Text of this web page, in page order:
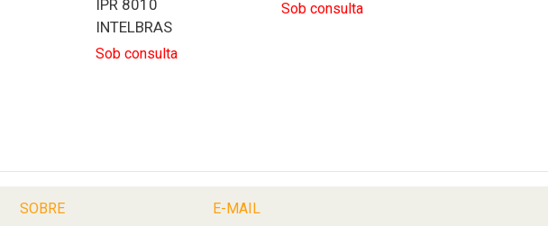
IPR 8010
INTELBRAS
Sob consulta
Sob consulta
SOBRE E-MAIL